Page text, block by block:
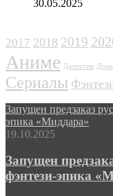
30.05.2025
2017 2018 2019
Аниме Детектив
Сериалы
Запущен предзаказ
эпика «Миддара»
19.10.2025
Запущен
фэнтези-эпика